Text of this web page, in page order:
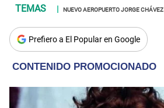
NUEVO AEROPUERTO JORGE CHÁVEZ
Prefiero a El Popular en Google